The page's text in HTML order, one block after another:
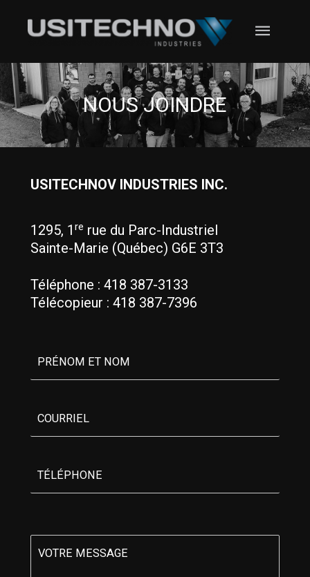
contenu
MENU
NOUS JOINDRE
USITECHNOV INDUSTRIES INC.
1295, 1 re rue du Parc-Industriel
Sainte-Marie (Québec) G6E 3T3
Téléphone : 418 387-3133
Télécopieur : 418 387-7396